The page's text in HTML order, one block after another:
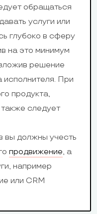
АТОЛ.Онлайн,
на
Можно
бесплатном
при оплате
обращаться
услуги или
глубоко в сферу
на это минимум
решение
исполнителя. При
продукта,
следует
вы должны учесть
продвижение, а
например
или CRM